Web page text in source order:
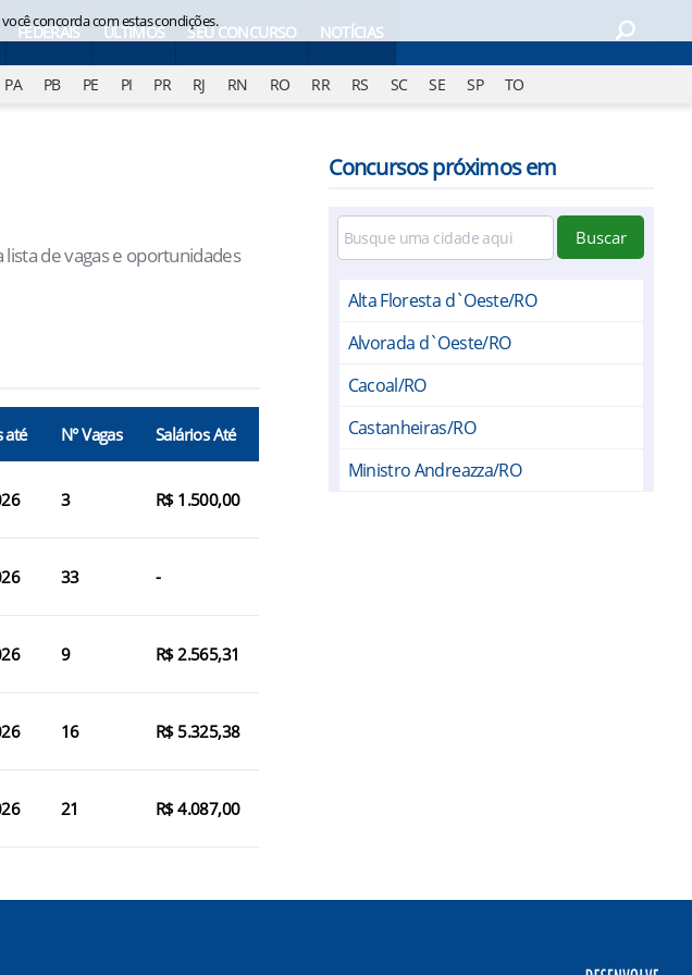
FEDERAIS ÚLTIMOS SEU CONCURSO NOTÍCIAS
PA PB PE PI PR RJ RN RO RR RS SC SE SP TO
de vagas e oportunidades
até N° Vagas Salários Até
3 R$ 1.500,00
33 -
9 R$ 2.565,31
16 R$ 5.325,38
21 R$ 4.087,00
Concursos próximos em
Buscar
Alta Floresta d`Oeste/RO
Alvorada d`Oeste/RO
Cacoal/RO
Castanheiras/RO
Ministro Andreazza/RO
concorda com estas condições.